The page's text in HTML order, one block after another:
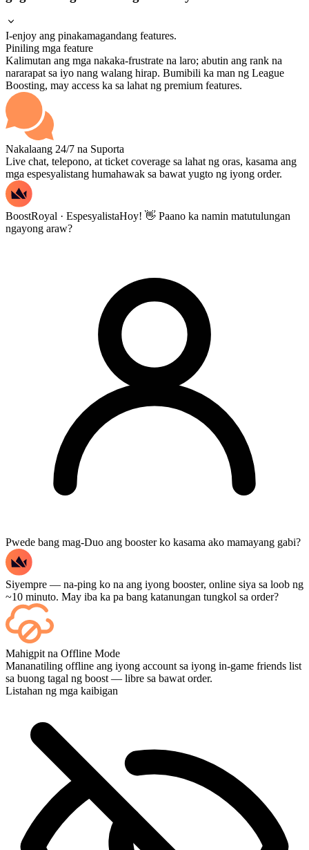
I-enjoy ang pinakamagandang features.
Piniling mga feature
Kalimutan ang mga nakaka-frustrate na laro; abutin ang rank na
nararapat sa iyo nang walang hirap. Bumibili ka man ng League
Boosting, may access ka sa lahat ng premium features.
Nakalaang 24/7 na Suporta
Live chat, telepono, at ticket coverage sa lahat ng oras, kasama ang
mga espesyalistang humahawak sa bawat yugto ng iyong order.
BoostRoyal · EspesyalistaHoy! 👋 Paano ka namin matutulungan
ngayong araw?
Pwede bang mag-Duo ang booster ko kasama ako mamayang gabi?
Siyempre — na-ping ko na ang iyong booster, online siya sa loob ng
~10 minuto. May iba ka pa bang katanungan tungkol sa order?
Oo — bawat laban ay lalabas sa iyong dashboard pagkatapos nito,
at kung gusto mong mapanood ang mismong mga laro, idagdag ang
Streaming sa checkout.
Mahigpit na Offline Mode
Mananatiling offline ang iyong account sa iyong in-game friends list
sa buong tagal ng boost — libre sa bawat order.
Listahan ng mga kaibigan